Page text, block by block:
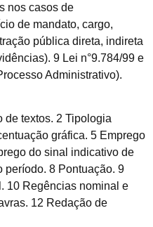
nos casos de
de mandato, cargo,
pública direta, indireta
9 Lei n°9.784/99 e
Administrativo).
de textos. 2 Tipologia
gráfica. 5 Emprego
do sinal indicativo de
período. 8 Pontuação. 9
10 Regências nominal e
12 Redação de